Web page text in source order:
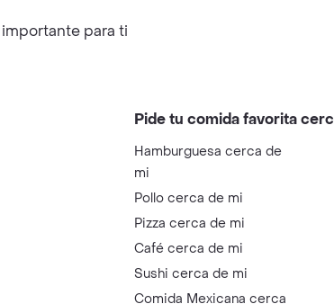
para ti
Pide tu comida favorita
Hamburguesa cerca de
mi
Pollo cerca de mi
Pizza cerca de mi
Café cerca de mi
Sushi cerca de mi
Comida Mexicana cerca